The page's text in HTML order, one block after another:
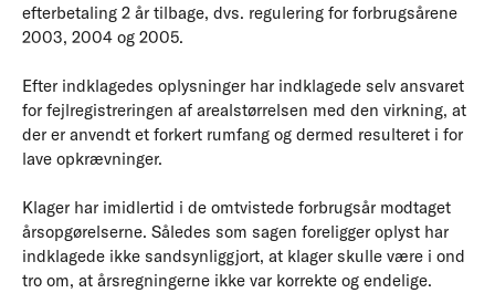
efterbetaling 2 år tilbage, dvs. regulering for forbrugsårene
2003, 2004 og 2005.
Efter indklagedes oplysninger har indklagede selv ansvaret
for fejlregistreringen af arealstørrelsen med den virkning, at
der er anvendt et forkert rumfang og dermed resulteret i for
lave opkrævninger.
Klager har imidlertid i de omtvistede forbrugsår modtaget
årsopgørelserne. Således som sagen foreligger oplyst har
indklagede ikke sandsynliggjort, at klager skulle være i ond
tro om, at årsregningerne ikke var korrekte og endelige.